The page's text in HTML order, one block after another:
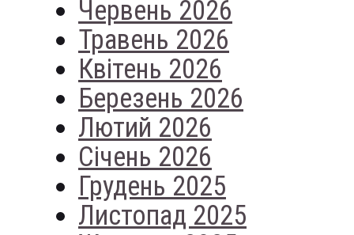
Червень 2026
Травень 2026
Квітень 2026
Березень 2026
Лютий 2026
Січень 2026
Грудень 2025
Листопад 2025